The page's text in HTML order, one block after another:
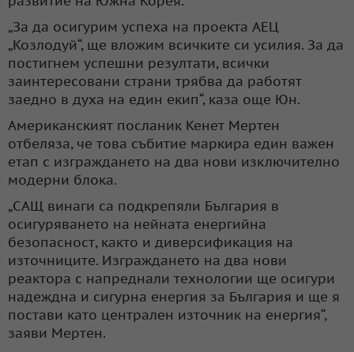
„За да осигурим успеха на проекта АЕЦ
„Козлодуй“, ще вложим всичките си усилия. За да
постигнем успешни резултати, всички
заинтересовани страни трябва да работят
заедно в духа на един екип“, каза още Юн.
Американският посланик Кенет Мертен
отбеляза, че това събитие маркира един важен
етап с изграждането на два нови изключително
модерни блока.
„САЩ винаги са подкрепяли България в
осигуряването на нейната енергийна
безопасност, както и диверсификация на
източниците. Изграждането на два нови
реактора с напреднали технологии ще осигури
надеждна и сигурна енергия за България и ще я
постави като централен източник на енергия“,
заяви Мертен.